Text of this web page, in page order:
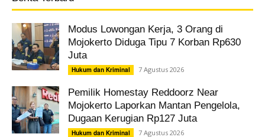
Modus Lowongan Kerja, 3 Orang di
Mojokerto Diduga Tipu 7 Korban Rp630
Juta
Hukum dan Kriminal 7 Agustus 2026
Pemilik Homestay Reddoorz Near
Mojokerto Laporkan Mantan Pengelola,
Dugaan Kerugian Rp127 Juta
Hukum dan Kriminal 7 Agustus 2026